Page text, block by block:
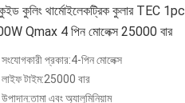
কুলিং থার্মোইলেকট্রিক কুলার TEC 1pc
Qmax 4 পিন মোলেক্স 25000 বার
সংযোগকারী প্রকার:4-পিন মোলেক্স
লাইফ টাইম:25000 বার
উপাদান:তামা এবং অ্যালুমিনিয়াম